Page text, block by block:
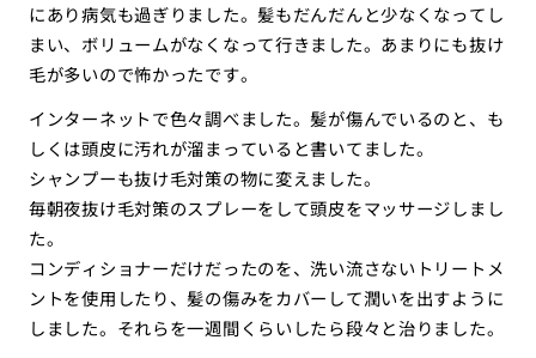
にあり病気も過ぎりました。髪もだんだんと少なくなってし
まい、ボリュームがなくなって行きました。あまりにも抜け
毛が多いので怖かったです。
インターネットで色々調べました。髪が傷んでいるのと、も
しくは頭皮に汚れが溜まっていると書いてました。
シャンプーも抜け毛対策の物に変えました。
毎朝夜抜け毛対策のスプレーをして頭皮をマッサージしまし
た。
コンディショナーだけだったのを、洗い流さないトリートメ
ントを使用したり、髪の傷みをカバーして潤いを出すように
しました。それらを一週間くらいしたら段々と治りました。